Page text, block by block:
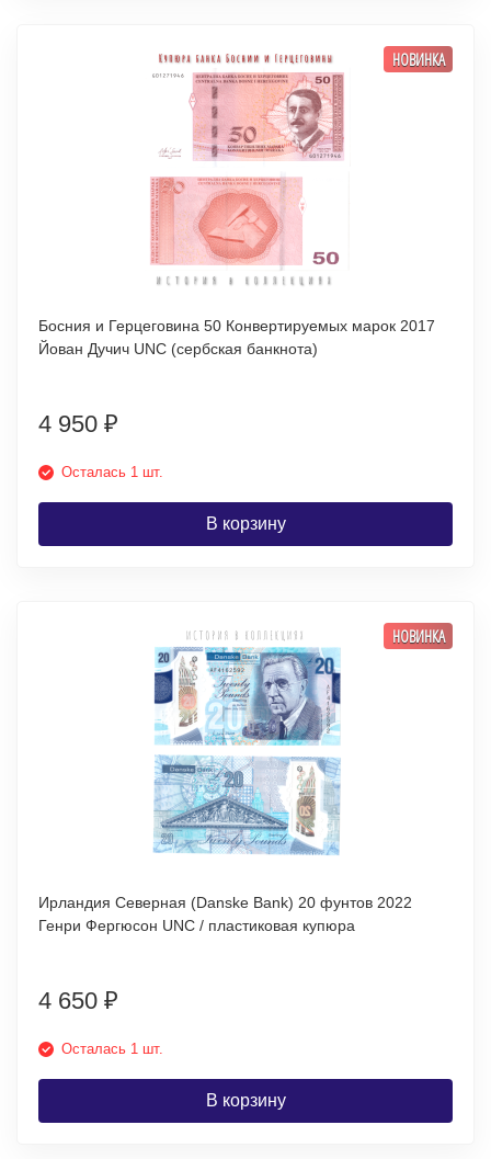
НОВИНКА
Босния и Герцеговина 50 Конвертируемых марок 2017
Йован Дучич UNC (сербская банкнота)
4 950 ₽
Осталась 1 шт.
В корзину
НОВИНКА
Ирландия Северная (Danske Bank) 20 фунтов 2022
Генри Фергюсон UNC / пластиковая купюра
4 650 ₽
Осталась 1 шт.
В корзину